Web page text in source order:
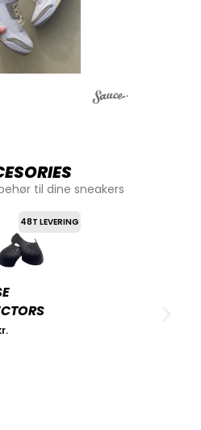
til dine sneakers
48T LEVERING